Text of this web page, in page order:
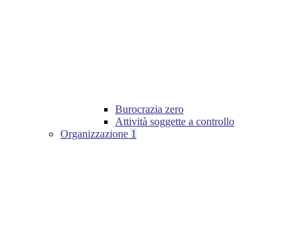
Burocrazia zero
Attività soggette a controllo
Organizzazione 1